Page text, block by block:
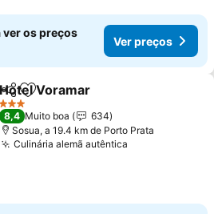
ver os preços
Ver preços
PartilharAdicionar aos favoritos
Hotel Voramar
3 Estrelas
8,4 Muito boa
634
Sosua, a 19.4 km de Porto Prata
Culinária alemã autêntica